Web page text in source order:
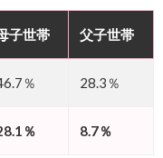
子世帯 父子世帯
％ 28.3％
％ 8.7％